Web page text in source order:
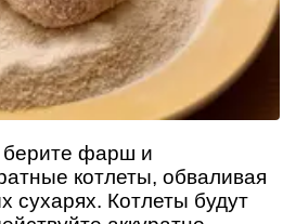
берите фарш и
котлеты, обваливая
сухарях. Котлеты будут